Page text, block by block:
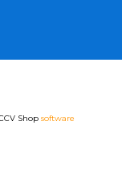
Shop software